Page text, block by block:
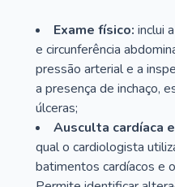
Exame físico: inclui
e circunferência
pressão arterial e a
a presença de inchaço,
úlceras;
Ausculta cardíaca
qual o cardiologista
batimentos cardíacos e